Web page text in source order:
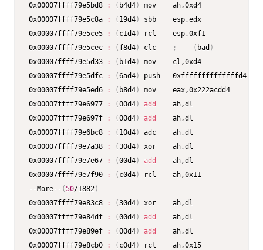
0x00007ffff79e5bd8
: ( b4d4)
mov    ah,0xd4
0x00007ffff79e5c8a
: ( 19d4)
sbb    esp,edx
0x00007ffff79e5ce5
: ( c1d4)
rcl    esp,0xf1
0x00007ffff79e5cec
: ( f8d4) clc ; ( bad )
0x00007ffff79e5d33
: ( b1d4)
mov    cl,0xd4
0x00007ffff79e5dfc
: (6ad4)
push   0xffffffffffffffd4
0x00007ffff79e5ed6
: ( b8d4)
mov    eax,0x222acdd4
0x00007ffff79e6977
: (00d4) add
    ah,dl
0x00007ffff79e697f
: (00d4) add
    ah,dl
0x00007ffff79e6bc8
: ( 10d4)
adc    ah,dl
0x00007ffff79e7a38
: (30d4)
xor    ah,dl
0x00007ffff79e7e67
: (00d4) add
    ah,dl
0x00007ffff79e7f90
: ( c0d4)
rcl    ah,0x11
--More-- (50/1882)
0x00007ffff79e83c8
: (30d4)
xor    ah,dl
0x00007ffff79e84df
: (00d4) add
    ah,dl
0x00007ffff79e89ef
: (00d4) add
    ah,dl
0x00007ffff79e8cb0
: ( c0d4)
rcl    ah,0x15